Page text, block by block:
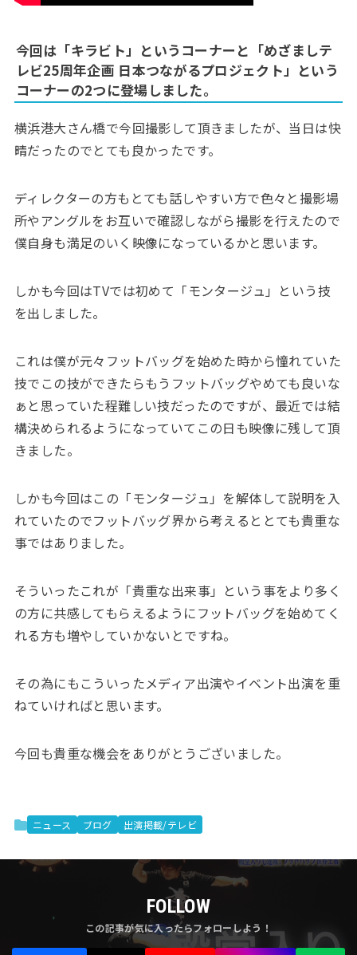
今回は「キラビト」というコーナーと「めざましテ
レビ25周年企画 日本つながるプロジェクト」という
コーナーの2つに登場しました。
横浜港大さん橋で今回撮影して頂きましたが、当日は快
晴だったのでとても良かったです。
ディレクターの方もとても話しやすい方で色々と撮影場
所やアングルをお互いで確認しながら撮影を行えたので
僕自身も満足のいく映像になっているかと思います。
しかも今回はTVでは初めて「モンタージュ」という技
を出しました。
これは僕が元々フットバッグを始めた時から憧れていた
技でこの技ができたらもうフットバッグやめても良いな
ぁと思っていた程難しい技だったのですが、最近では結
構決められるようになっていてこの日も映像に残して頂
きました。
しかも今回はこの「モンタージュ」を解体して説明を入
れていたのでフットバッグ界から考えるととても貴重な
事ではありました。
そういったこれが「貴重な出来事」という事をより多く
の方に共感してもらえるようにフットバッグを始めてく
れる方も増やしていかないとですね。
その為にもこういったメディア出演やイベント出演を重
ねていければと思います。
今回も貴重な機会をありがとうございました。
ニュース ブログ 出演掲載/テレビ
FOLLOW